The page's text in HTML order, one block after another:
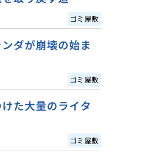
ゴミ屋敷
ダが崩壊の始ま
ゴミ屋敷
た大量のライタ
ゴミ屋敷